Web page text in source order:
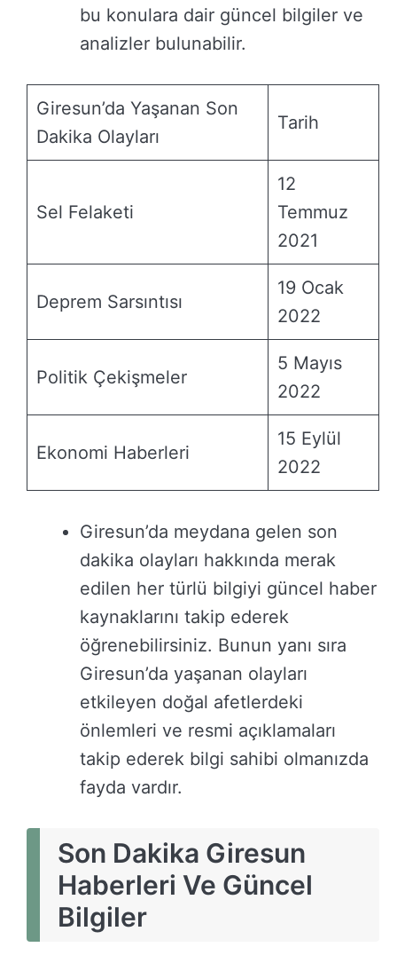
bu konulara dair güncel bilgiler ve
analizler bulunabilir.
Giresun’da Yaşanan Son
Dakika Olayları
Tarih
Sel Felaketi
12
Temmuz
2021
Deprem Sarsıntısı
19 Ocak
2022
Politik Çekişmeler
5 Mayıs
2022
Ekonomi Haberleri
15 Eylül
2022
Giresun’da meydana gelen son
dakika olayları hakkında merak
edilen her türlü bilgiyi güncel haber
kaynaklarını takip ederek
öğrenebilirsiniz. Bunun yanı sıra
Giresun’da yaşanan olayları
etkileyen doğal afetlerdeki
önlemleri ve resmi açıklamaları
takip ederek bilgi sahibi olmanızda
fayda vardır.
Son Dakika Giresun
Haberleri Ve Güncel
Bilgiler